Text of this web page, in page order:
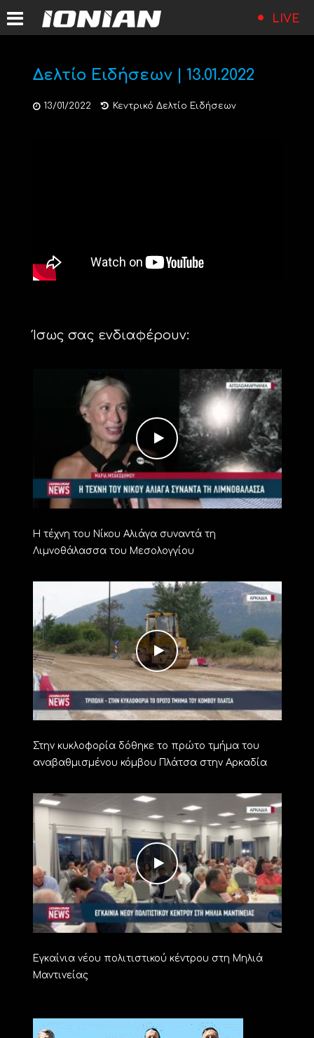
LIVE
Δελτίο Ειδήσεων | 13.01.2022
13/01/2022 Κεντρικό Δελτίο Ειδήσεων
Ίσως σας ενδιαφέρουν:
Η τέχνη του Νίκου Αλιάγα συναντά τη
Λιμνοθάλασσα του Μεσολογγίου
Στην κυκλοφορία δόθηκε το πρώτο τμήμα του
αναβαθμισμένου κόμβου Πλάτσα στην Αρκαδία
Εγκαίνια νέου πολιτιστικού κέντρου στη Μηλιά
Μαντινείας